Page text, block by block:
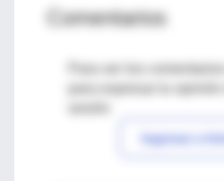
Comentarios
Para ver los
Ingresar a